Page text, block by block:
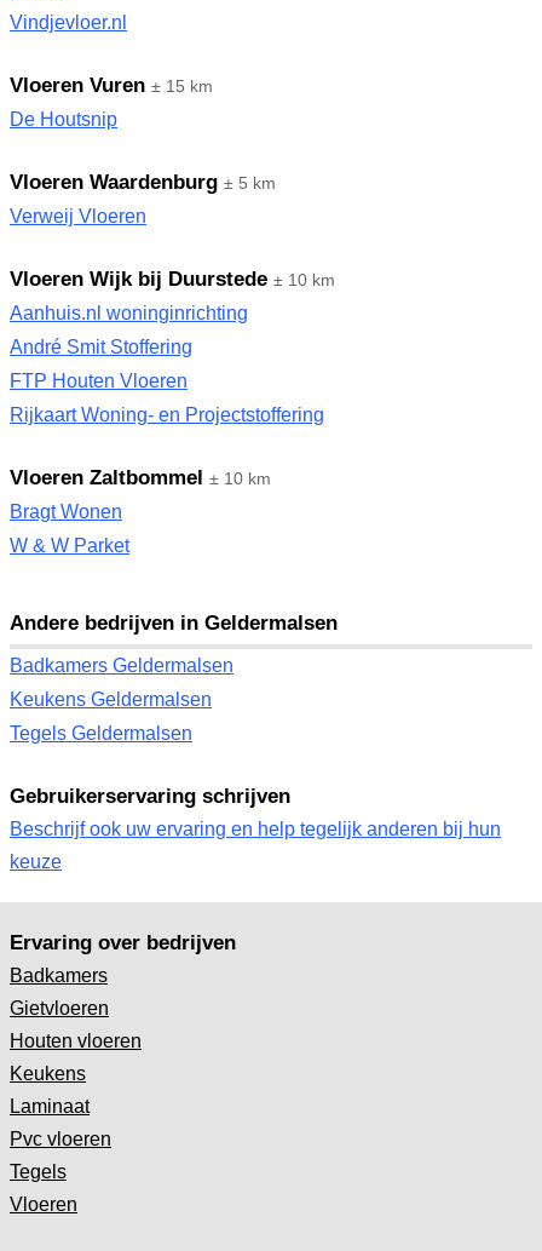
Vindjevloer.nl
Vloeren Vuren ± 15 km
De Houtsnip
Vloeren Waardenburg ± 5 km
Verweij Vloeren
Vloeren Wijk bij Duurstede ± 10 km
Aanhuis.nl woninginrichting
André Smit Stoffering
FTP Houten Vloeren
Rijkaart Woning- en Projectstoffering
Vloeren Zaltbommel ± 10 km
Bragt Wonen
W & W Parket
Andere bedrijven in Geldermalsen
Badkamers Geldermalsen
Keukens Geldermalsen
Tegels Geldermalsen
Gebruikerservaring schrijven
Beschrijf ook uw ervaring en help tegelijk anderen bij hun
keuze
Ervaring over bedrijven
Badkamers
Gietvloeren
Houten vloeren
Keukens
Laminaat
Pvc vloeren
Tegels
Vloeren